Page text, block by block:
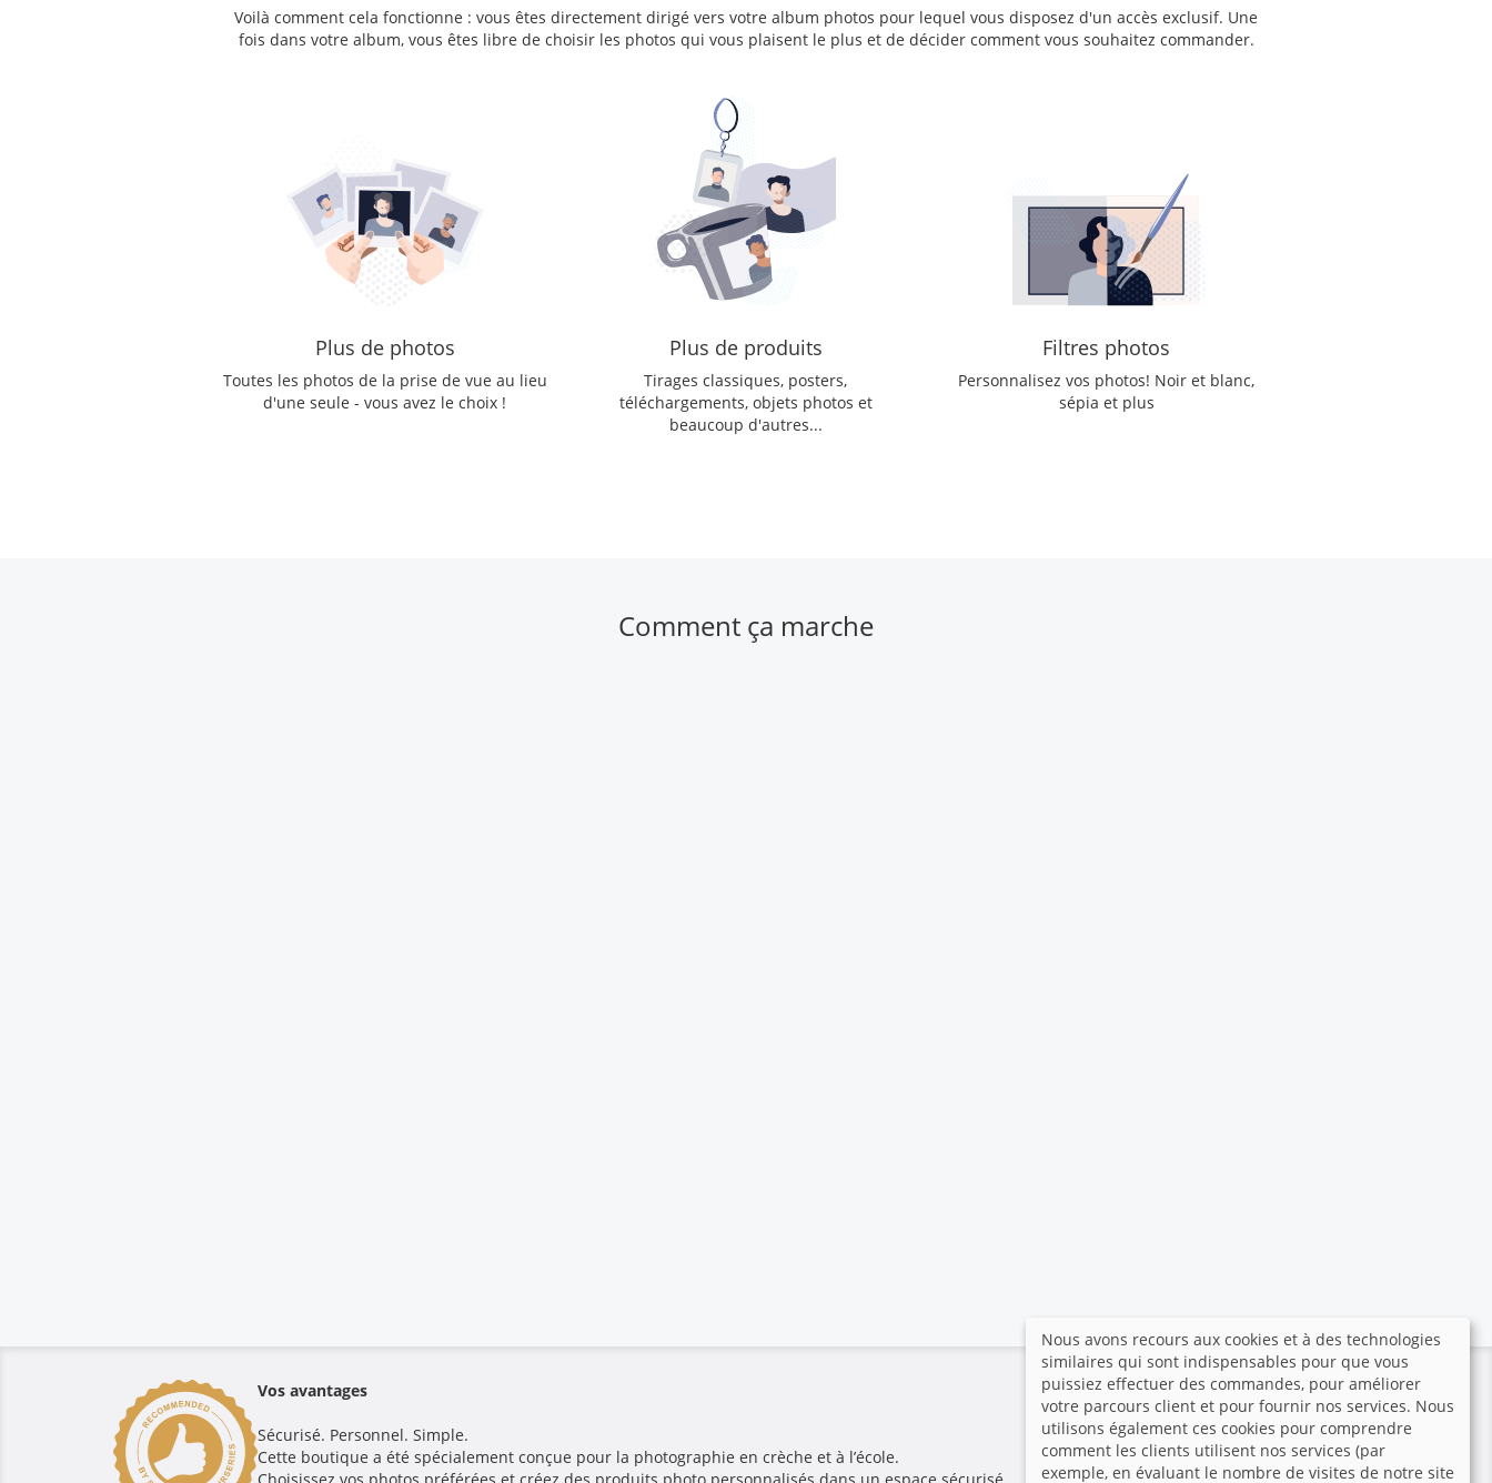
Voilà comment cela fonctionne : vous êtes directement dirigé vers votre album photos pour lequel vous disposez d'un accès exclusif. Une
fois dans votre album, vous êtes libre de choisir les photos qui vous plaisent le plus et de décider comment vous souhaitez commander.
Plus de photos
Toutes les photos de la prise de vue au lieu
d'une seule - vous avez le choix !
Plus de produits
Tirages classiques, posters,
téléchargements, objets photos et
beaucoup d'autres...
Filtres photos
Personnalisez vos photos! Noir et blanc,
sépia et plus
Comment ça marche
Vos avantages
Sécurisé. Personnel. Simple.
Cette boutique a été spécialement conçue pour la photographie en crèche et à l’école.
Paiement sécurisé
Nous avons recours aux cookies et à des technologies
similaires qui sont indispensables pour que vous
puissiez effectuer des commandes, pour améliorer
votre parcours client et pour fournir nos services. Nous
utilisons également ces cookies pour comprendre
comment les clients utilisent nos services (par
exemple, en évaluant le nombre de visites de notre site